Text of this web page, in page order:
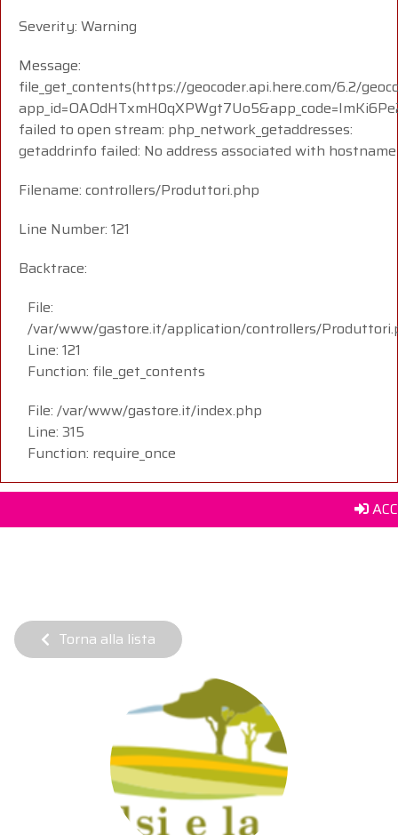
Severity: Warning
Message:
file_get_contents(https://geocoder.api.here.com/6.2/
failed to open stream: php_network_getaddresses:
getaddrinfo failed: No address associated with hostname
Filename: controllers/Produttori.php
Line Number: 121
Backtrace:
File:
/var/www/gastore.it/application/controllers/
Line: 121
Function: file_get_contents
File: /var/www/gastore.it/index.php
Line: 315
Function: require_once
Torna alla lista